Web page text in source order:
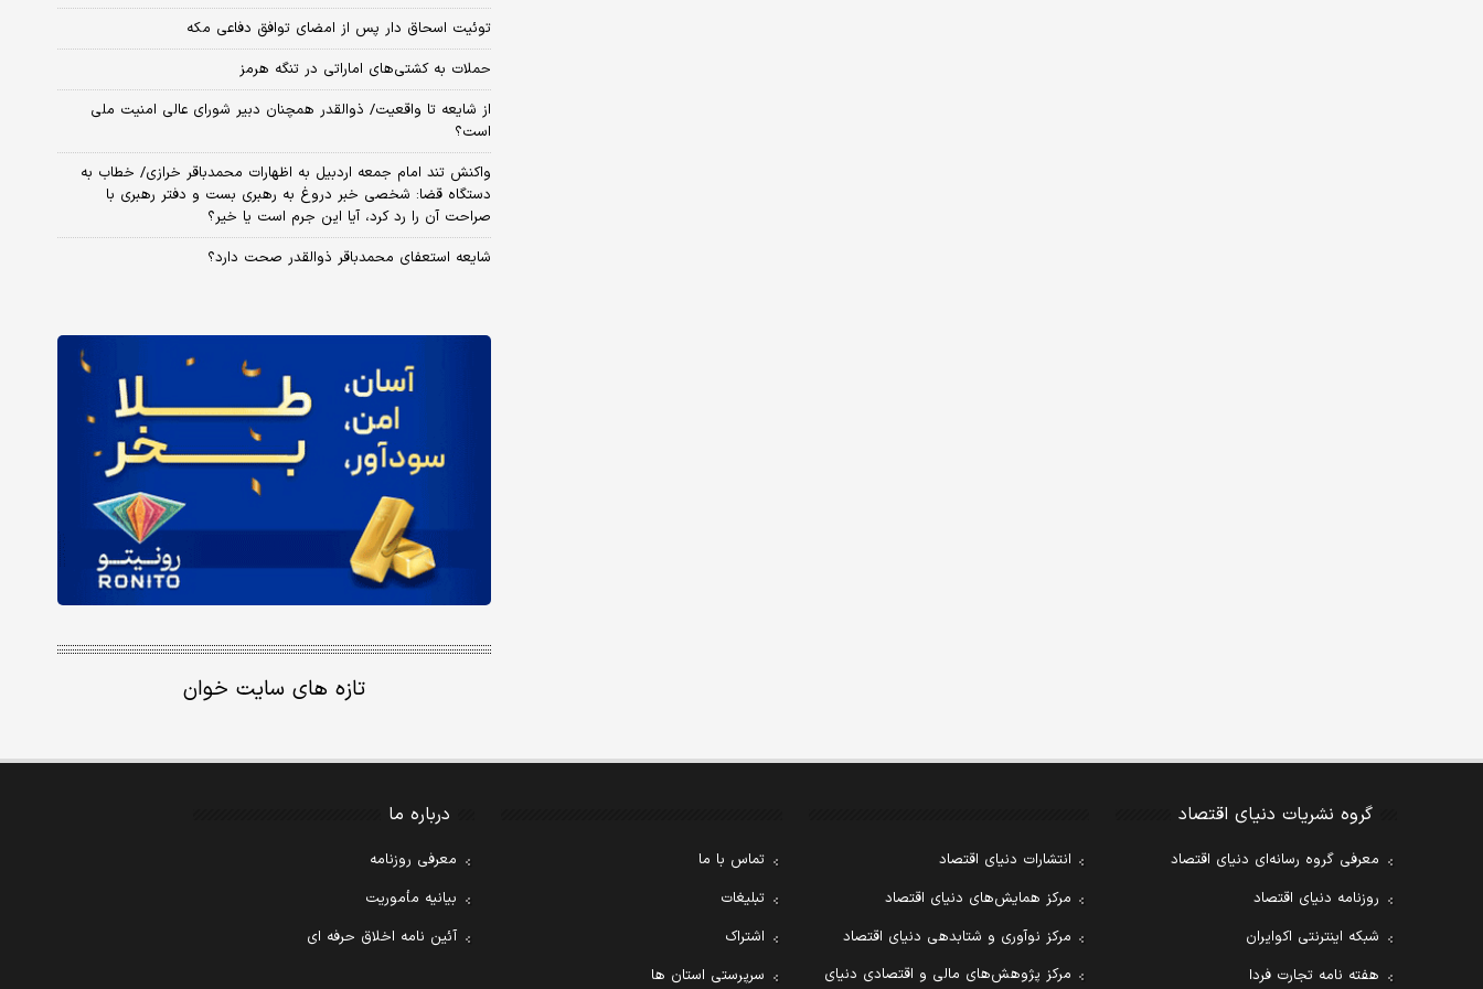
توئیت اسحاق دار پس از امضای توافق دفاعی مکه
حملات به کشتی‌های اماراتی در تنگه هرمز
از شایعه تا واقعیت/ ذوالقدر همچنان دبیر شورای ‌عالی امنیت ملی
است؟
واکنش تند امام جمعه اردبیل به اظهارات محمدباقر خرازی/ خطاب به
دستگاه قضا: شخصی خبر دروغ به رهبری بست و دفتر رهبری با
صراحت آن را رد کرد، آیا این جرم است یا خیر؟
شایعه استعفای محمدباقر ذوالقدر صحت دارد؟
تازه های سایت خوان
گروه نشریات دنیای اقتصاد
معرفی گروه رسانه‌ای دنیای اقتصاد
روزنامه دنیای اقتصاد
شبکه اینترنتی اکوایران
هفته نامه تجارت فردا
انتشارات دنیای اقتصاد
مرکز همایش‌های دنیای اقتصاد
مرکز نوآوری و شتابدهی دنیای اقتصاد
مرکز پژوهش‌های مالی و اقتصادی دنیای
تماس با ما
تبلیغات
اشتراک
سرپرستی استان ها
درباره ما
معرفی روزنامه
بیانیه مأموریت
آئین نامه اخلاق حرفه ای